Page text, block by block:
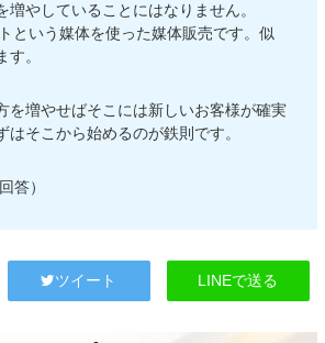
増やしていることにはなりません。
という媒体を使った媒体販売です。似
。
を増やせばそこには新しいお客様が確実
はそこから始めるのが鉄則です。
答）
ツイート LINEで送る